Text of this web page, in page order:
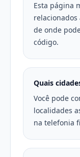
Esta página
de onde
código.
Quais
Você pode
localidades
na telefonia